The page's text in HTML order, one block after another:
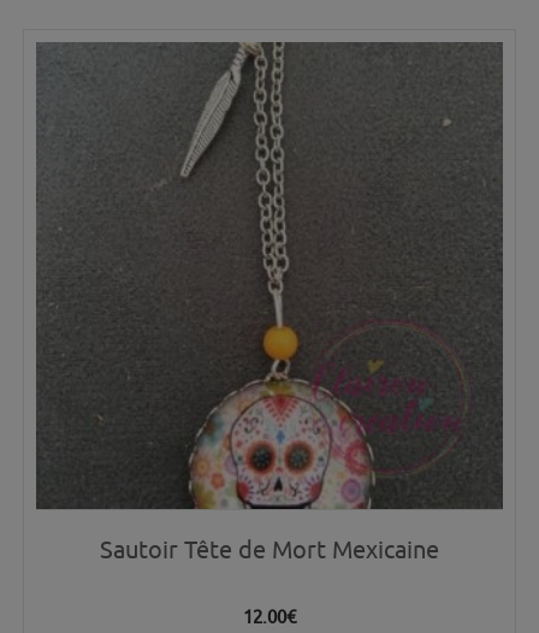
Sautoir Tête de Mort Mexicaine
12.00€